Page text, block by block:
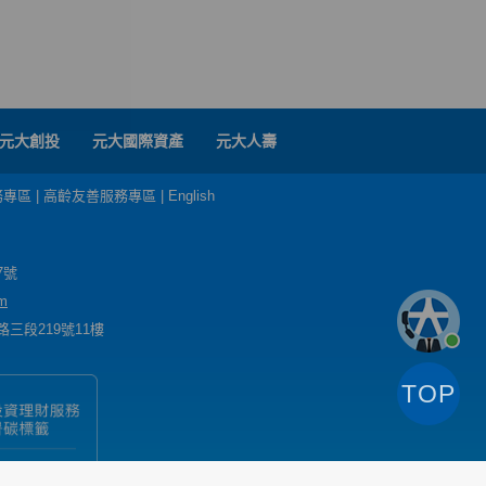
元大創投 元大國際資產 元大人壽
區 高齡友善服務專區 English
號
三段219號11樓
TOP